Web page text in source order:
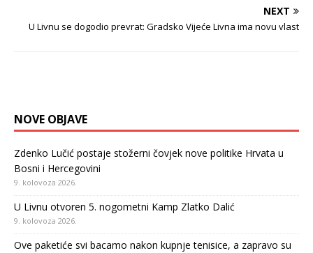
NEXT
U Livnu se dogodio prevrat: Gradsko Vijeće Livna ima novu vlast
NOVE OBJAVE
Zdenko Lučić postaje stožerni čovjek nove politike Hrvata u
Bosni i Hercegovini
9. kolovoza 2026.
U Livnu otvoren 5. nogometni Kamp Zlatko Dalić
9. kolovoza 2026.
Ove paketiće svi bacamo nakon kupnje tenisice, a zapravo su